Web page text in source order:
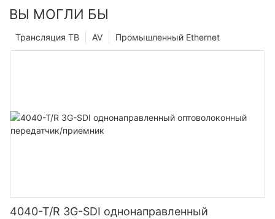
ВЫ МОГЛИ БЫ
Промышленный Ethernet
AV
Трансляция ТВ
4040-T/R 3G-SDI однонаправленный